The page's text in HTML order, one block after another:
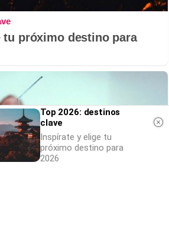
tu próximo destino para
Top 2026: destinos
clave
Inspírate y elige tu
próximo destino para
2026